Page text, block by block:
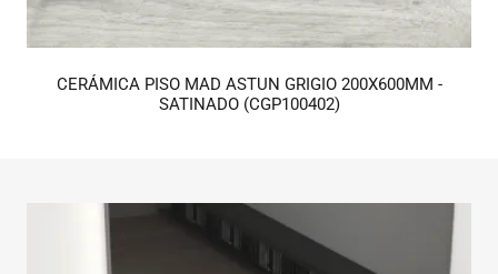
CERÁMICA PISO MAD ASTUN GRIGIO 200X600MM -
SATINADO (CGP100402)